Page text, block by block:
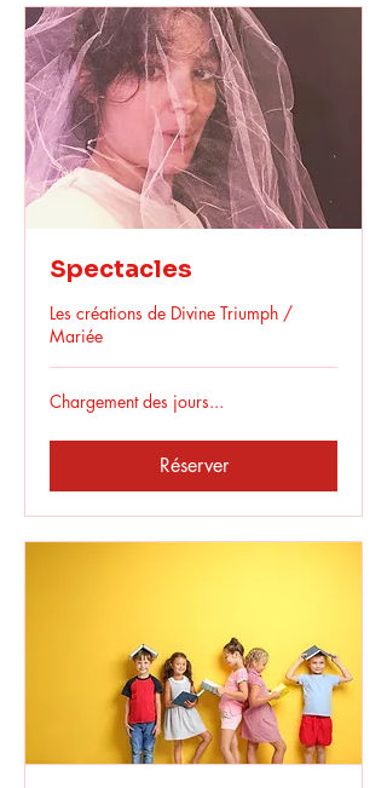
Spectacles
Les créations de Divine Triumph /
Mariée
Chargement des jours...
Réserver